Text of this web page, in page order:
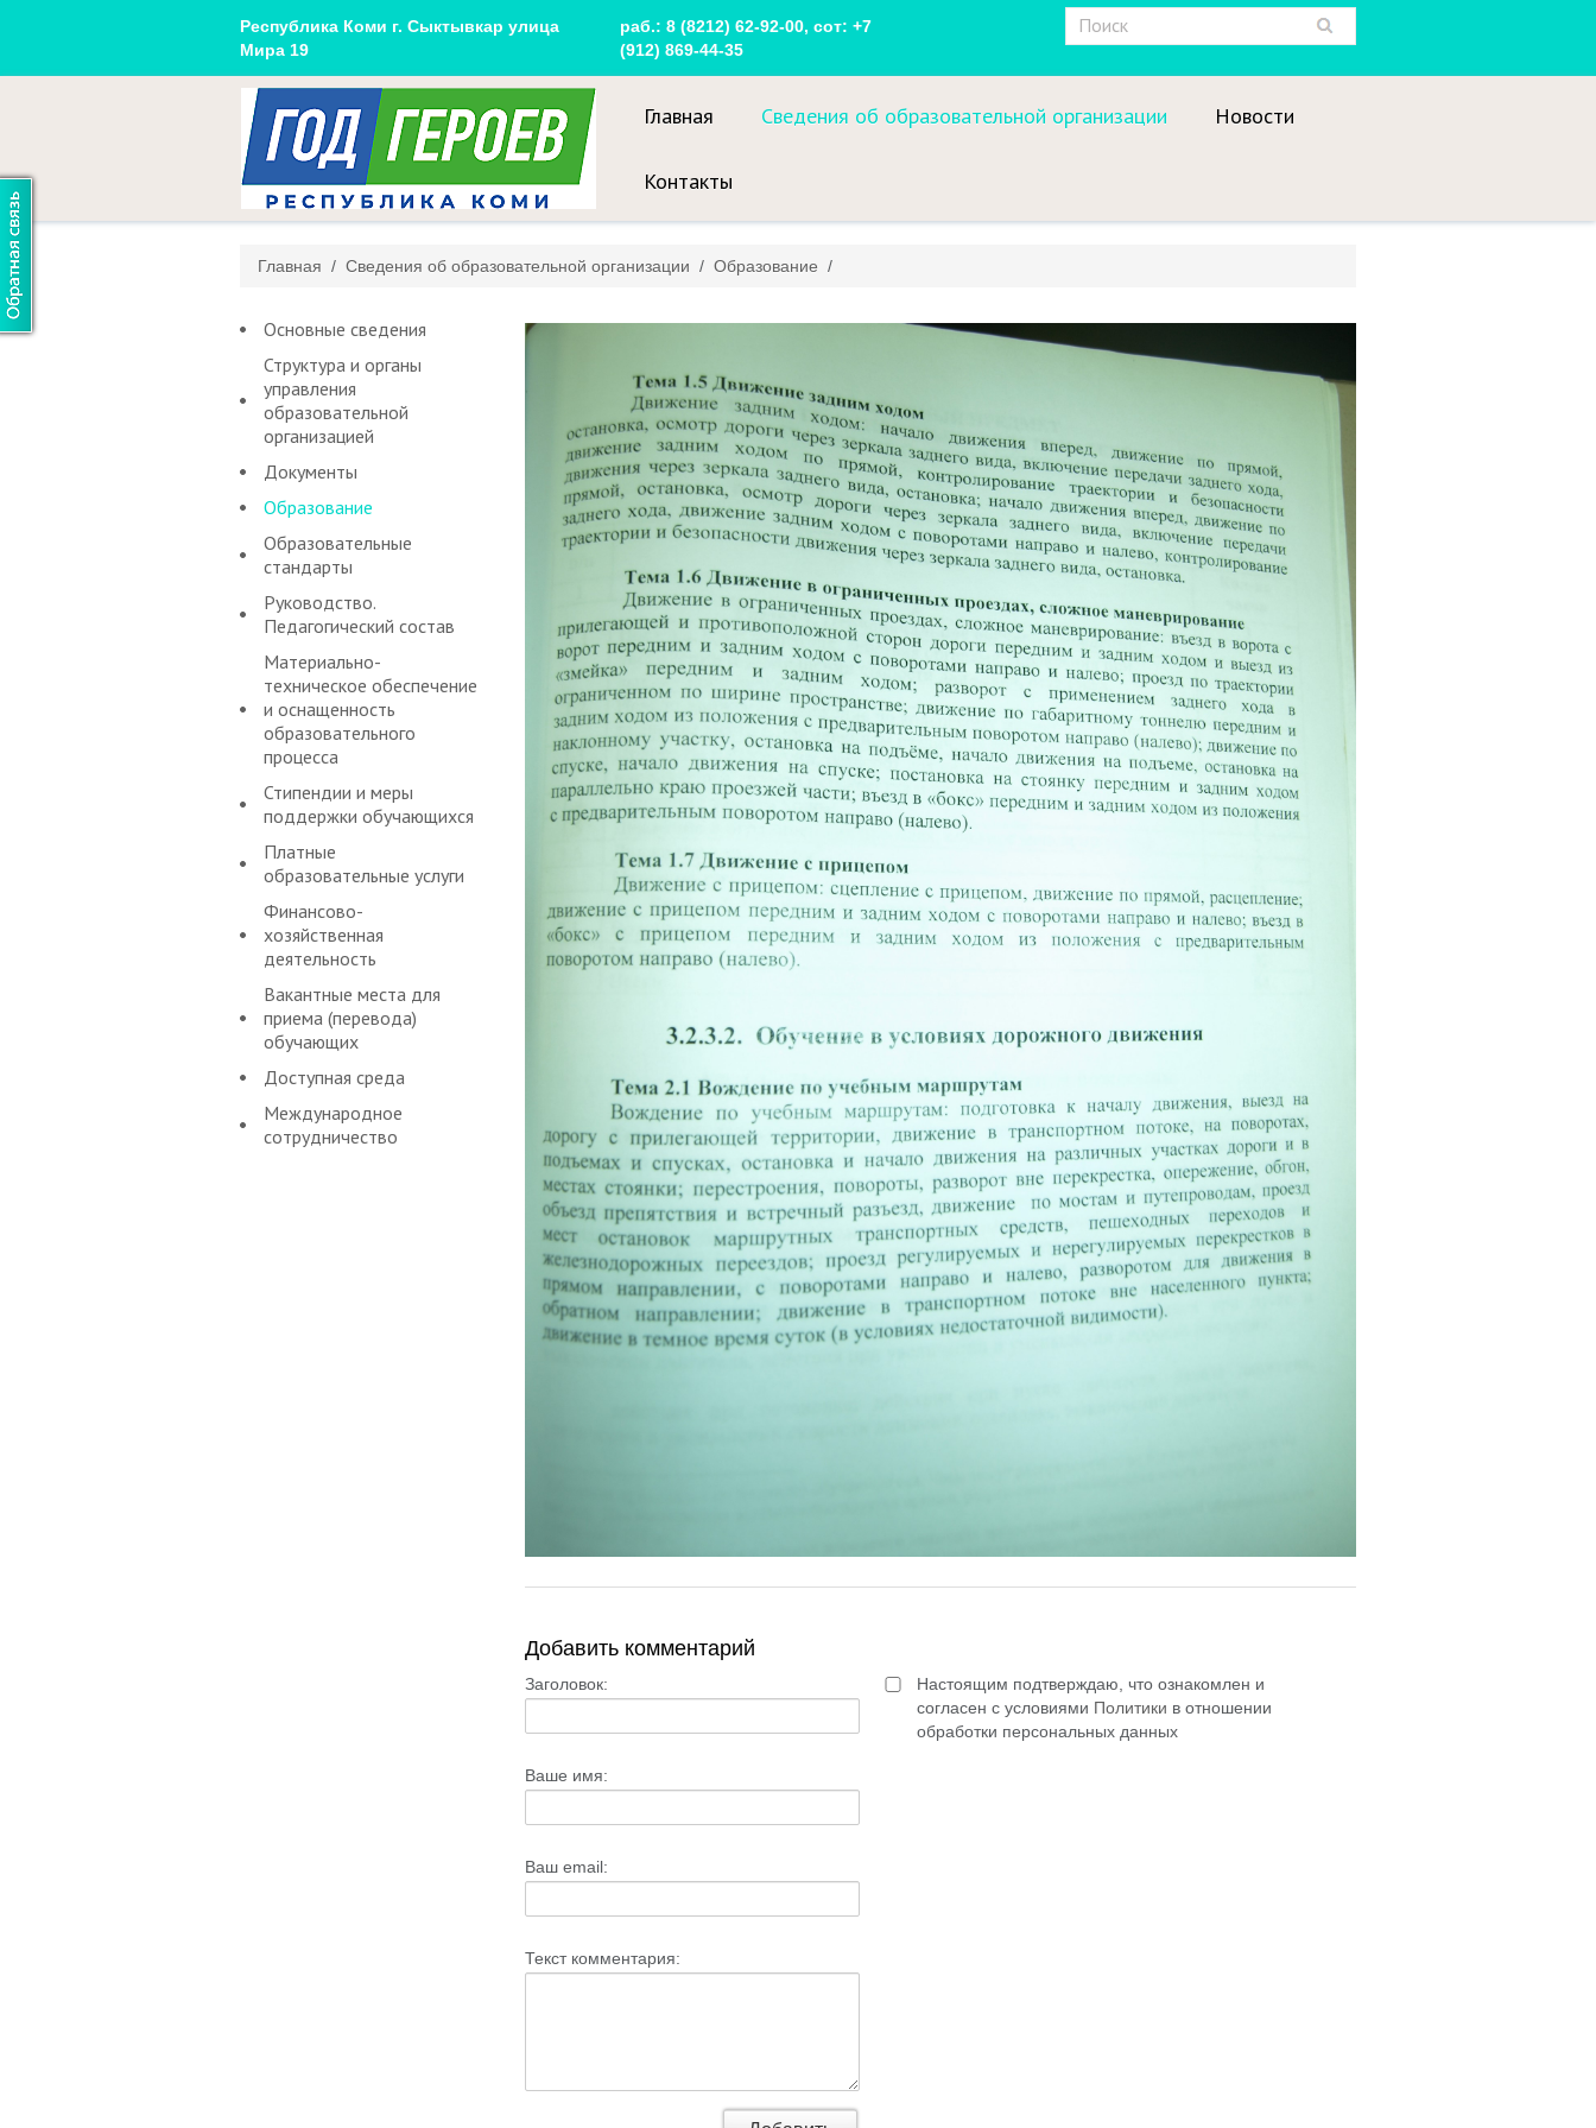
Республика Коми г. Сыктывкар улица
Мира 19
раб.: 8 (8212) 62-92-00, сот: +7
(912) 869-44-35
Главная Сведения об образовательной организации Новости
Контакты
Главная / Сведения об образовательной организации / Образование /
Основные сведения
Структура и органы
управления
образовательной
организацией
Документы
Образование
Образовательные
стандарты
Руководство.
Педагогический состав
Материально-
техническое обеспечение
и оснащенность
образовательного
процесса
Стипендии и меры
поддержки обучающихся
Платные
образовательные услуги
Финансово-
хозяйственная
деятельность
Вакантные места для
приема (перевода)
обучающих
Доступная среда
Международное
сотрудничество
Добавить комментарий
Заголовок:
Ваше имя:
Ваш email:
Текст комментария:
Настоящим подтверждаю, что ознакомлен и
согласен с условиями Политики в отношении
обработки персональных данных